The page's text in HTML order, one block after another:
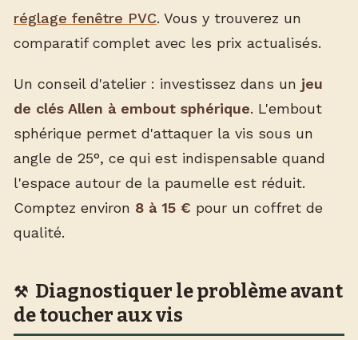
réglage fenêtre PVC. Vous y trouverez un
comparatif complet avec les prix actualisés.
Un conseil d'atelier : investissez dans un jeu
de clés Allen à embout sphérique. L'embout
sphérique permet d'attaquer la vis sous un
angle de 25°, ce qui est indispensable quand
l'espace autour de la paumelle est réduit.
Comptez environ 8 à 15 € pour un coffret de
qualité.
Diagnostiquer le problème avant
de toucher aux vis